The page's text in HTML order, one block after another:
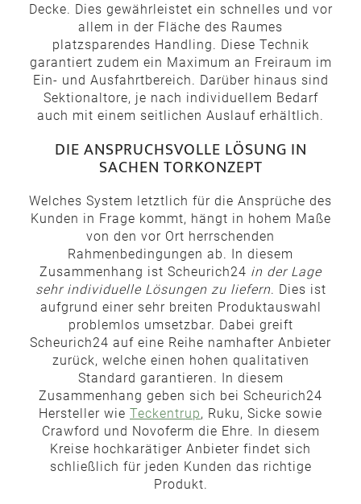
Decke. Dies gewährleistet ein schnelles und vor
allem in der Fläche des Raumes
platzsparendes Handling. Diese Technik
garantiert zudem ein Maximum an Freiraum im
Ein- und Ausfahrtbereich. Darüber hinaus sind
Sektionaltore, je nach individuellem Bedarf
auch mit einem seitlichen Auslauf erhältlich.
DIE ANSPRUCHSVOLLE LÖSUNG IN
SACHEN TORKONZEPT
Welches System letztlich für die Ansprüche des
Kunden in Frage kommt, hängt in hohem Maße
von den vor Ort herrschenden
Rahmenbedingungen ab. In diesem
Zusammenhang ist Scheurich24 in der Lage
sehr individuelle Lösungen zu liefern. Dies ist
aufgrund einer sehr breiten Produktauswahl
problemlos umsetzbar. Dabei greift
Scheurich24 auf eine Reihe namhafter Anbieter
zurück, welche einen hohen qualitativen
Standard garantieren. In diesem
Zusammenhang geben sich bei Scheurich24
Hersteller wie Teckentrup, Ruku, Sicke sowie
Crawford und Novoferm die Ehre. In diesem
Kreise hochkarätiger Anbieter findet sich
schließlich für jeden Kunden das richtige
Produkt.